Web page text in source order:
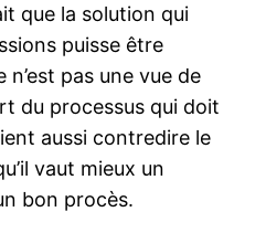
que la solution qui
puisse être
pas une vue de
du processus qui doit
aussi contredire le
vaut mieux un
bon procès.